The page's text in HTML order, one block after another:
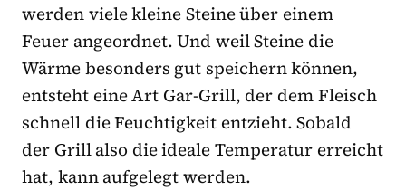
werden viele kleine Steine über einem
Feuer angeordnet. Und weil Steine die
Wärme besonders gut speichern können,
entsteht eine Art Gar-Grill, der dem Fleisch
schnell die Feuchtigkeit entzieht. Sobald
der Grill also die ideale Temperatur erreicht
hat, kann aufgelegt werden.